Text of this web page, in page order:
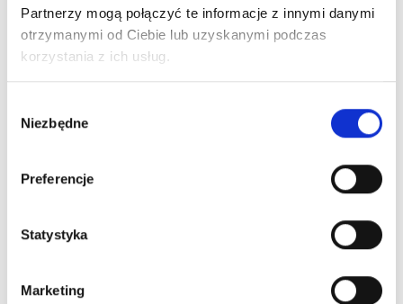
Partnerzy mogą połączyć te informacje z innymi danymi
otrzymanymi od Ciebie lub uzyskanymi podczas
korzystania z ich usług.
zgody
Niezbędne
Preferencje
Statystyka
Marketing
Karnawał 2024